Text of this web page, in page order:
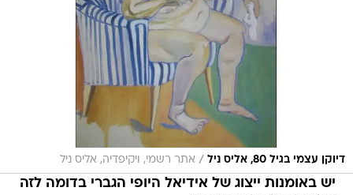
דיוקן עצמי בגיל 80, אליס ניל / אתר רשמי, ויקיפדיה, אליס ניל
יש באומנות ייצוג של אידיאל היופי הגברי בדומה לזה